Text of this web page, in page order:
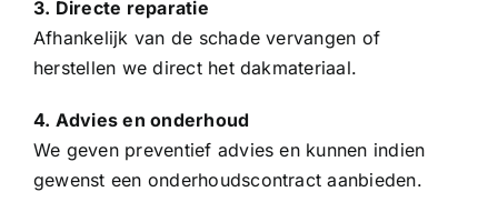
3. Directe reparatie
Afhankelijk van de schade vervangen of
herstellen we direct het dakmateriaal.
4. Advies en onderhoud
We geven preventief advies en kunnen indien
gewenst een onderhoudscontract aanbieden.